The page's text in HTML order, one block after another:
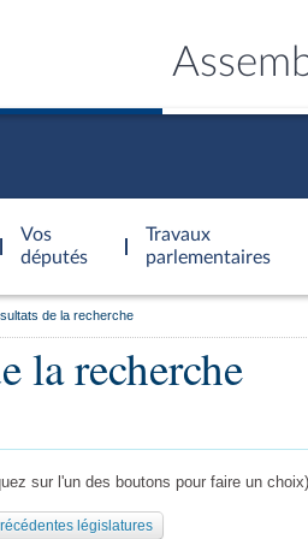
Vos
députés
Travaux
parlementaires
de la recherche
la recherche
sur l'un des boutons pour faire un choix)
législatures